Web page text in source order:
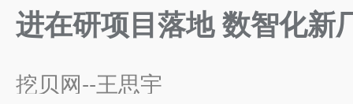
进在研项目落地 数智化新
挖贝网--王思宇